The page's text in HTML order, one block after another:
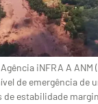
iNFRA A ANM
de emergência de
estabilidade